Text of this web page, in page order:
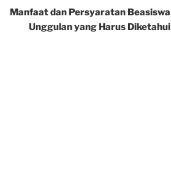
Manfaat dan Persyaratan Beasiswa
Unggulan yang Harus Diketahui